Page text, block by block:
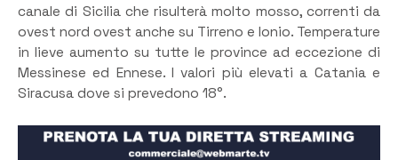
canale di Sicilia che risulterà molto mosso, correnti da
ovest nord ovest anche su Tirreno e Ionio. Temperature
in lieve aumento su tutte le province ad eccezione di
Messinese ed Ennese. I valori più elevati a Catania e
Siracusa dove si prevedono 18°.